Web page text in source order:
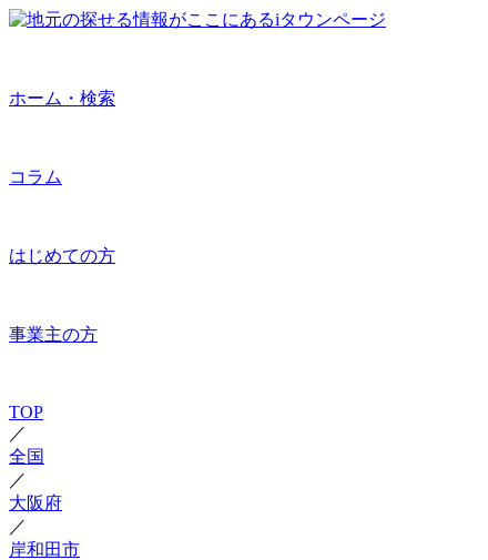
ホーム・検索
コラム
はじめての方
事業主の方
TOP
／
全国
／
大阪府
／
岸和田市